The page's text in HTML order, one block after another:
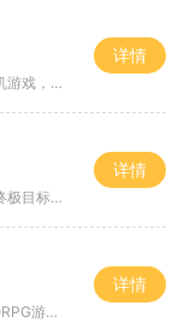
微信传奇世界手游是一款备受期待的手机游戏，让众多玩家激动不已。作为一款经典的传奇游戏的传承之作，它不仅继承了传奇游戏的精髓，还加入了更多创新元素，为玩家们带来了全
详情
传奇世界官方网址是传奇游戏玩家们的终极目标。作为中国最受欢迎的多人在线游戏之一，传奇世界已经在游戏界占据了一席之地。这个充满刺激与冒险的游戏吸引了无数玩家的参与。
详情
传奇世界，是一款备受玩家喜爱的MMORPG游戏。这款游戏具有丰富的内核和引人入胜的游戏玩法，而今日新开的传奇世界更是升级了诸多特色和功能，给玩家们带来了全新的游戏体验。我
详情